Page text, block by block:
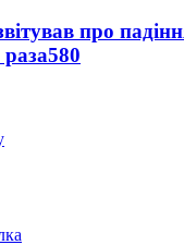
про
580